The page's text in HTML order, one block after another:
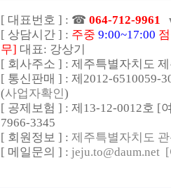
[ 대표번호 ] : ☎ 064-712-9961
[ 상담시간 ] : 주중 9:00~17:00
무] 대표: 강상기
[ 회사주소 ] : 제주특별자치도
[ 통신판매 ] : 제2012-
(사업자확인)
[ 공제보험 ] : 제13-12-0012호 [
7966-3345
[ 회원정보 ] : 제주특별자치도
[ 메일문의 ] : jeju.to@daum.net